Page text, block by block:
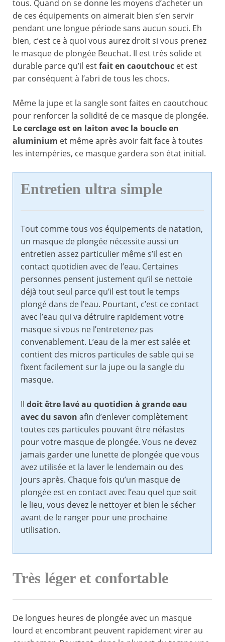
tous. Quand on se donne les moyens d’acheter un
de ces équipements on aimerait bien s’en servir
pendant une longue période sans aucun souci. Eh
bien, c’est ce à quoi vous aurez droit si vous prenez
le masque de plongée Beuchat. Il est très solide et
durable parce qu’il estfait en caoutchouc et est
par conséquent à l’abri de tous les chocs.
Même la jupe et la sangle sont faites en caoutchouc
pour renforcer la solidité de ce masque de plongée.
Le cerclage est en laiton avec la boucle en
aluminium et même après avoir fait face à toutes
les intempéries, ce masque gardera son état initial.
Entretien ultra simple
Tout comme tous vos équipements de natation,
un masque de plongée nécessite aussi un
entretien assez particulier même s’il est en
contact quotidien avec de l’eau. Certaines
personnes pensent justement qu’il se nettoie
déjà tout seul parce qu’il est tout le temps
plongé dans de l’eau. Pourtant, c’est ce contact
avec l’eau qui va détruire rapidement votre
masque si vous ne l’entretenez pas
convenablement. L’eau de la mer est salée et
contient des micros particules de sable qui se
fixent facilement sur la jupe ou la sangle du
masque.
Il doitêtre lavé au quotidien à grande eau
avec du savon afin d’enlever complètement
toutes ces particules pouvant être néfastes
pour votre masque de plongée. Vous ne devez
jamais garder une lunette de plongée que vous
avez utilisée et la laver le lendemain ou des
jours après. Chaque fois qu’un masque de
plongée est en contact avec l’eau quel que soit
le lieu, vous devez le nettoyer et bien le sécher
avant de le ranger pour une prochaine
utilisation.
Très léger et confortable
De longues heures de plongée avec un masque
lourd et encombrant peuvent rapidement virer au